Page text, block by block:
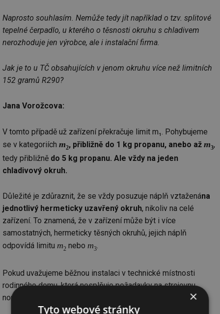
Naprosto souhlasím. Nemůže tedy jít například o tzv. splitové
tepelné čerpadlo, u kterého o těsnosti okruhu s chladivem
nerozhoduje jen výrobce, ale i instalační firma.
Jak je to u TČ obsahujících v jenom okruhu více než limitních
152 gramů R290?
Jana Vorožcova:
V tomto případě už zařízení překračuje limit m₁. Pohybujeme
se v kategoriích m2, přibližně do 1 kg propanu, anebo až m3,
tedy přibližně do 5 kg propanu. Ale vždy na jeden
chladivový okruh.
Důležité je zdůraznit, že se vždy posuzuje náplň vztaženána
jednotlivý hermeticky uzavřený okruh, nikoliv na celé
zařízení. To znamená, že v zařízení může být i více
samostatných, hermeticky těsných okruhů, jejich náplň
odpovídá limitu m2 nebo m3.
Pokud uvažujeme běžnou instalaci v technické místnosti
rodinného domu, která nesplňuje požadavky na strojovnu,
norma připouští několik řešení.
×
Tyto webové stránky